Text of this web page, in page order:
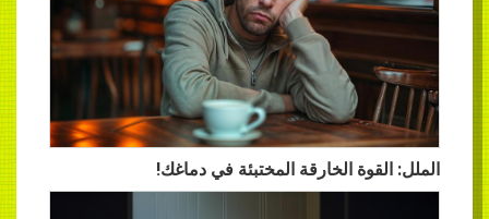
الملل: القوة الخارقة المختبئة في دماغك!